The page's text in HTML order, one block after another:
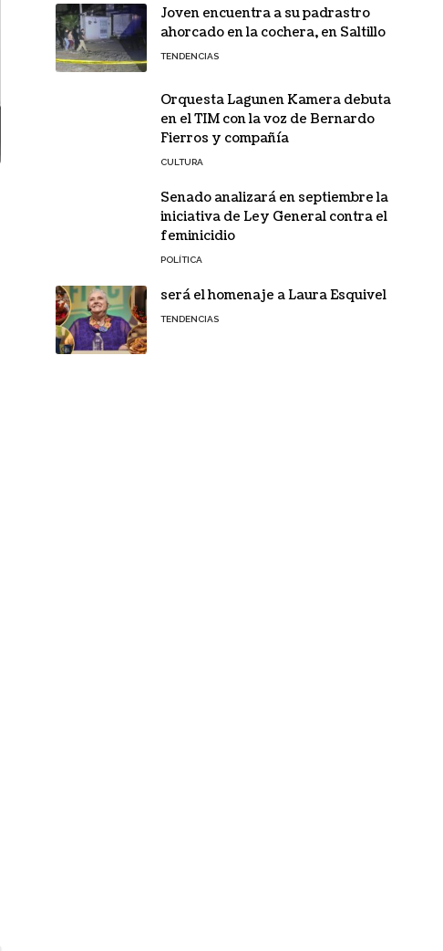
Joven encuentra a su padrastro
ahorcado en la cochera, en Saltillo
TENDENCIAS
Orquesta Lagunen Kamera debuta
en el TIM con la voz de Bernardo
Fierros y compañía
CULTURA
Senado analizará en septiembre la
iniciativa de Ley General contra el
feminicidio
POLÍTICA
será el homenaje a Laura Esquivel
TENDENCIAS